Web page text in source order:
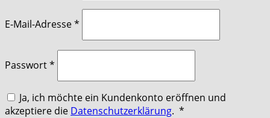
E-Mail-Adresse*
Passwort*
Ja, ich möchte ein Kundenkonto eröffnen und
akzeptiere die Datenschutzerklärung. *